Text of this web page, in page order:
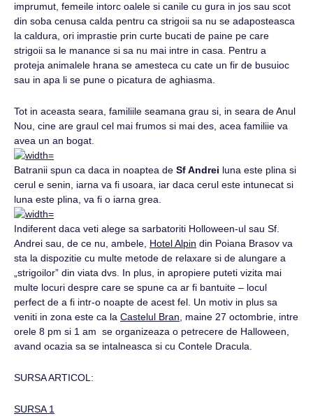
imprumut, femeile intorc oalele si canile cu gura in jos sau scot
din soba cenusa calda pentru ca strigoii sa nu se adaposteasca
la caldura, ori imprastie prin curte bucati de paine pe care
strigoii sa le manance si sa nu mai intre in casa. Pentru a
proteja animalele hrana se amesteca cu cate un fir de busuioc
sau in apa li se pune o picatura de aghiasma.
Tot in aceasta seara, familiile seamana grau si, in seara de Anul
Nou, cine are graul cel mai frumos si mai des, acea familiie va
avea un an bogat.
Batranii spun ca daca in noaptea de Sf Andrei luna este plina si
cerul e senin, iarna va fi usoara, iar daca cerul este intunecat si
luna este plina, va fi o iarna grea.
Indiferent daca veti alege sa sarbatoriti Holloween-ul sau Sf.
Andrei sau, de ce nu, ambele, Hotel Alpin din Poiana Brasov va
sta la dispozitie cu multe metode de relaxare si de alungare a
„strigoilor” din viata dvs. In plus, in apropiere puteti vizita mai
multe locuri despre care se spune ca ar fi bantuite – locul
perfect de a fi intr-o noapte de acest fel. Un motiv in plus sa
veniti in zona este ca la Castelul Bran , maine 27 octombrie, intre
orele 8 pm si 1 am se organizeaza o petrecere de Halloween,
avand ocazia sa se intalneasca si cu Contele Dracula.
SURSA ARTICOL:
SURSA 1